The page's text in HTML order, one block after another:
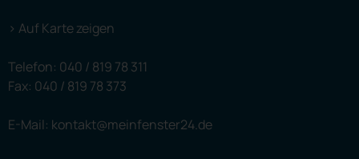
> Auf Karte zeigen
Telefon: 040 / 819 78 311
Fax: 040 / 819 78 373
E-Mail: kontakt@meinfenster24.de